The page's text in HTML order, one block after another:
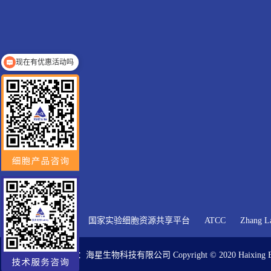
友情链接: 国家实验细胞资源共享平台 ATCC Zhang
版权所有：海星生物科技有限公司 Copyright © 2020 Haixing
现在有优惠活动吗